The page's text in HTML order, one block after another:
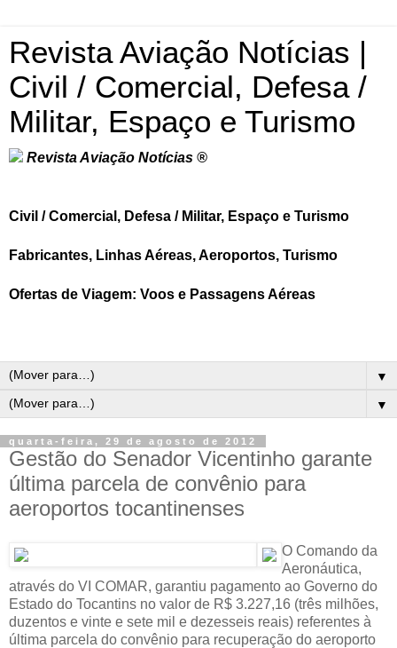
Revista Aviação Notícias |
Civil / Comercial, Defesa /
Militar, Espaço e Turismo
Revista Aviação Notícias ®
Civil / Comercial, Defesa / Militar, Espaço e Turismo
Fabricantes, Linhas Aéreas, Aeroportos, Turismo
Ofertas de Viagem: Voos e Passagens Aéreas
▼
▼
quarta-feira, 29 de agosto de 2012
Gestão do Senador Vicentinho garante
última parcela de convênio para
aeroportos tocantinenses
O Comando da
Aeronáutica,
através do VI COMAR, garantiu pagamento ao Governo do
Estado do Tocantins no valor de R$ 3.227,16 (três milhões,
duzentos e vinte e sete mil e dezesseis reais) referentes à
última parcela do convênio para recuperação do aeroporto